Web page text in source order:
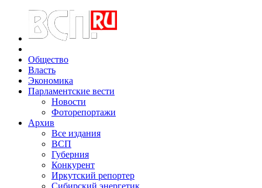
Общество
Власть
Экономика
Парламентские вести
Новости
Фоторепортажи
Архив
Все издания
ВСП
Губерния
Конкурент
Иркутский репортер
Сибирский энергетик